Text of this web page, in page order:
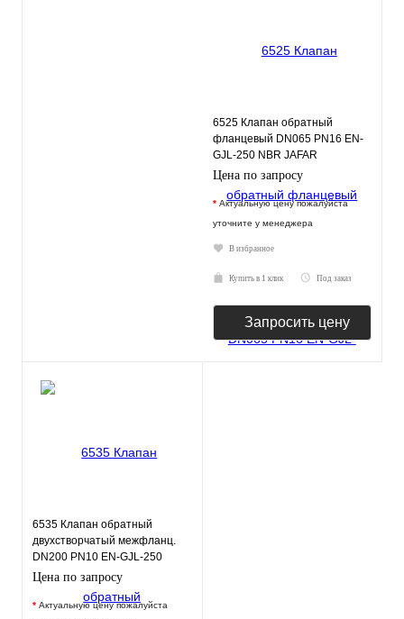
6525 Клапан обратный
фланцевый DN065 PN16 EN-
GJL-250 NBR JAFAR
Цена по запросу
* Актуальную цену пожалуйста
уточните у менеджера
В избранное
Купить в 1 клик Под заказ
Запросить цену
6535 Клапан обратный
двухстворчатый межфланц.
DN200 PN10 EN-GJL-250
нерж.сталь EPDM JAFAR
Цена по запросу
* Актуальную цену пожалуйста